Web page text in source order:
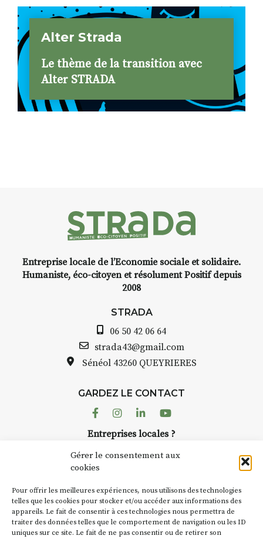
Gérer le consentement aux
cookies
Pour offrir les meilleures expériences, nous utilisons des technologies
telles que les cookies pour stocker et/ou accéder aux informations des
appareils. Le fait de consentir à ces technologies nous permettra de
traiter des données telles que le comportement de navigation ou les ID
uniques sur ce site. Le fait de ne pas consentir ou de retirer son
Alter Strada
Le thème de la transition avec
Alter STRADA
Entreprise locale de l’Economie sociale et solidaire.
Humaniste, éco-citoyen et résolument Positif depuis
2008
STRADA
06 50 42 06 64
strada43@gmail.com
Sénéol 43260 QUEYRIERES
GARDEZ LE CONTACT
FacebookInstagram
LinkedinYoutube
Entreprises locales ?
Suivez toute l'actu de Strada